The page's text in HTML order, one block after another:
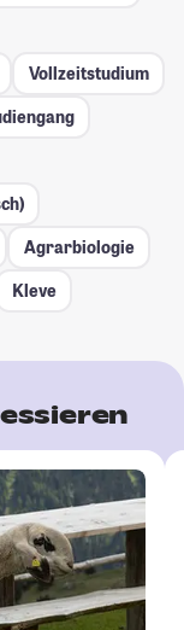
Vollzeitstudium
Agrarbiologie
Kleve